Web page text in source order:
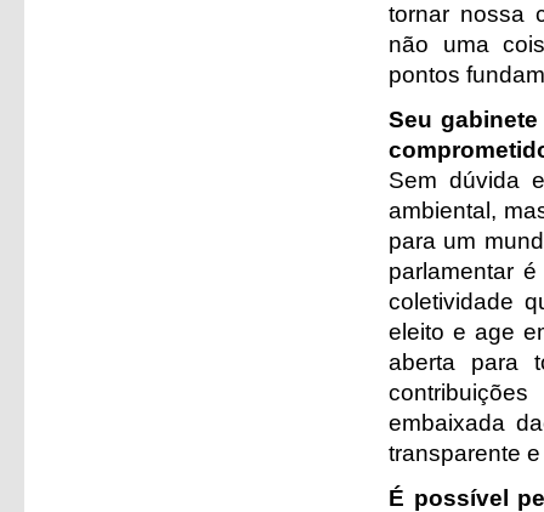
tornar nossa
não uma
pontos
Seu
Sem dúvida
ambiental,
para um
parlamentar
coletividade
eleito e age
aberta para
embaixada
transparente
É possível